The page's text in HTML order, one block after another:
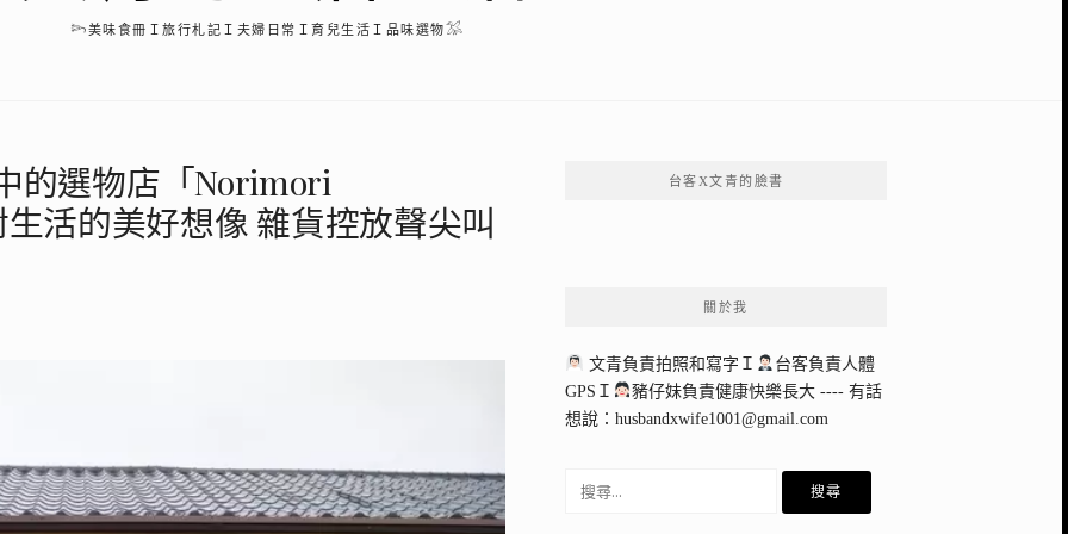
𓆸美味食冊Ｉ旅行札記Ｉ夫婦日常Ｉ育兒生活Ｉ品味選物𓅮
的選物店「Norimori
活的美好想像 雜貨控放聲尖叫
台客X文青的臉書
關於我
文青負責拍照和寫字Ｉ
台客負責人體
GPSＩ
豬仔妹負責健康快樂長大 ---- 有話
想說： husbandxwife1001@gmail.com